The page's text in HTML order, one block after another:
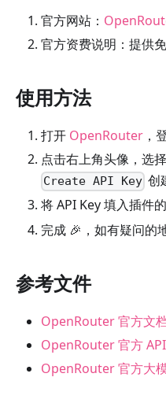
官方网站：
官方资费说明：提供
使用方法
打开 OpenRouter ，
点击右上角头像，选择
Create API Key 创
将 API Key 填入插件的
完成 🎉，如有疑问的
参考文件
OpenRouter 官方文
OpenRouter 官方
OpenRouter 官方大